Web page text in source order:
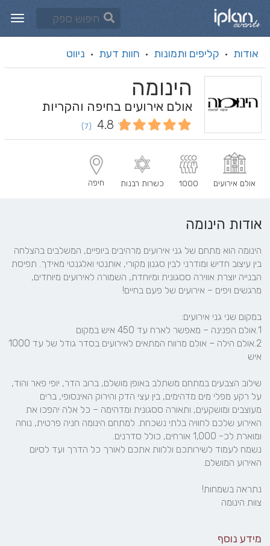
אודות · קליפים ותמונות · חוות דעת · ניווט
הינומה
אולם אירועים בחיפה והקריות
4.8
(7)
אולם אירועים 1000 כשרות רבנות חיפה
אודות הינומה
צוות הינומה
מידע נוסף